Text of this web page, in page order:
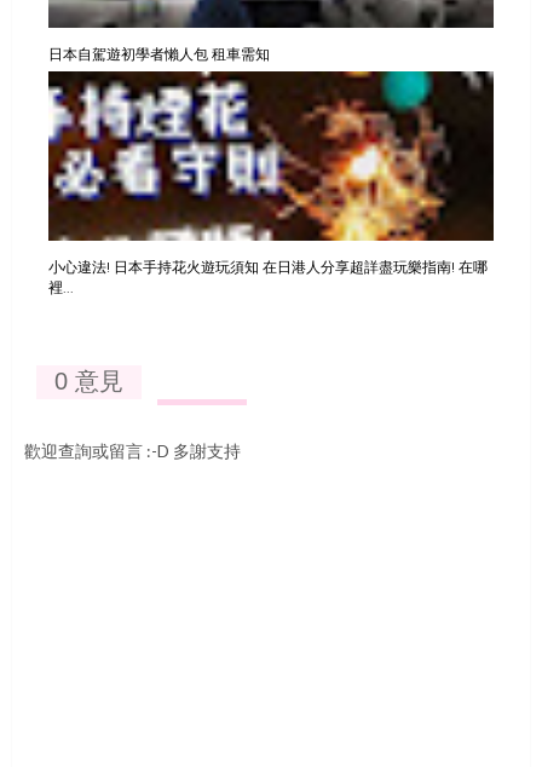
日本自駕遊初學者懶人包 租車需知
小心違法! 日本手持花火遊玩須知 在日港人分享超詳盡玩樂指南! 在哪
裡...
0 意見
歡迎查詢或留言 :-D 多謝支持